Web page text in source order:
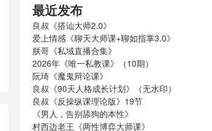
最近发布
良叔《搭讪大师2.0》
爱上情感《聊天大师课+聊如指掌3.0》
朕哥《私域直播合集》
2026年《唯一私教课》（10期）
阮琦《魔鬼辩论课》
良叔《90天人格成长计划》（无水印）
良叔《反操纵课理论版》19节
《男人，告别舔狗的本性》
村西边老王《两性博弈大师课》